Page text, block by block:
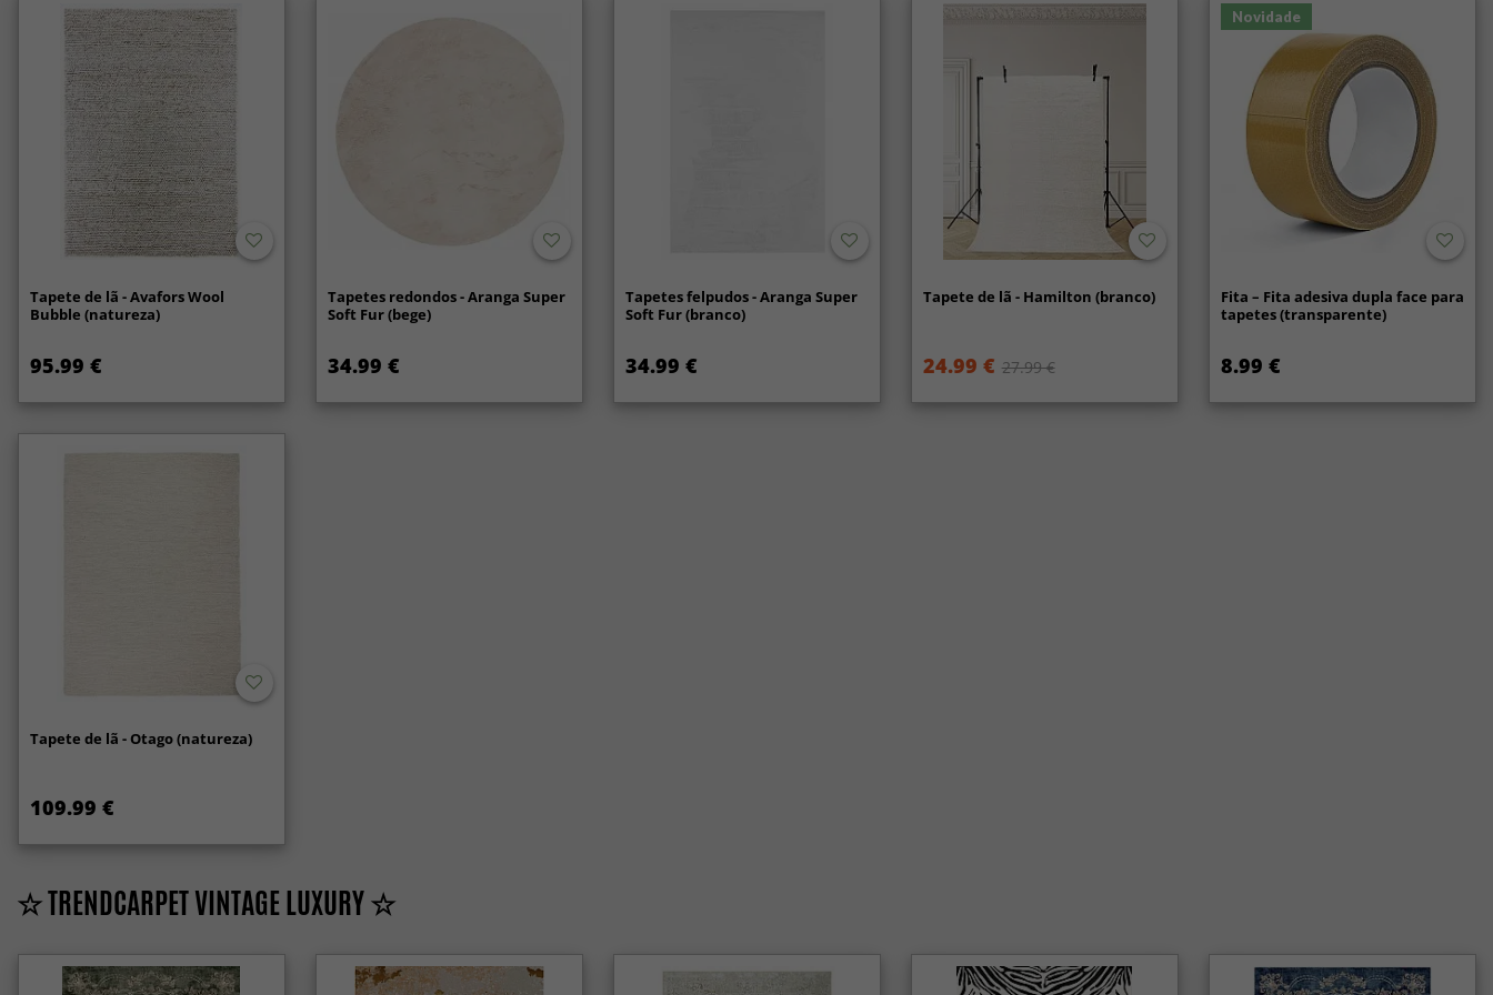
Tapete de lã - Avafors Wool
Bubble (natureza)
95.99 €
Tapetes redondos - Aranga Super
Soft Fur (bege)
34.99 €
Tapetes felpudos - Aranga Super
Soft Fur (branco)
34.99 €
Tapete de lã - Hamilton (branco)
24.99 € 27.99 €
Novidade
Fita – Fita adesiva dupla face para
tapetes (transparente)
8.99 €
Tapete de lã - Otago (natureza)
109.99 €
☆ TRENDCARPET VINTAGE LUXURY ☆